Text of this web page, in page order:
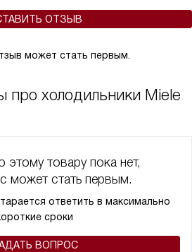
ОТЗЫВ
может стать первым.
про холодильники Miele
этому товару пока нет,
может стать первым.
ответить в максимально
сроки
ВОПРОС